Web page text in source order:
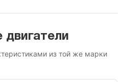
двигатели
из той же марки